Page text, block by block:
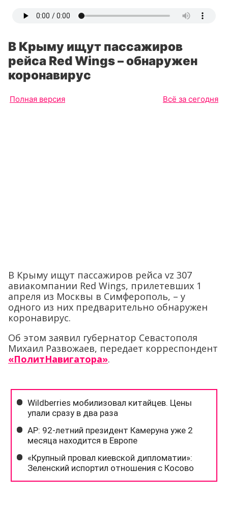
В Крыму ищут пассажиров
рейса Red Wings – обнаружен
коронавирус
Полная версия Всё за сегодня
В Крыму ищут пассажиров рейса vz 307
авиакомпании Red Wings, прилетевших 1
апреля из Москвы в Симферополь, – у
одного из них предварительно обнаружен
коронавирус.
Об этом заявил губернатор Севастополя
Михаил Развожаев, передает корреспондент
«ПолитНавигатора».